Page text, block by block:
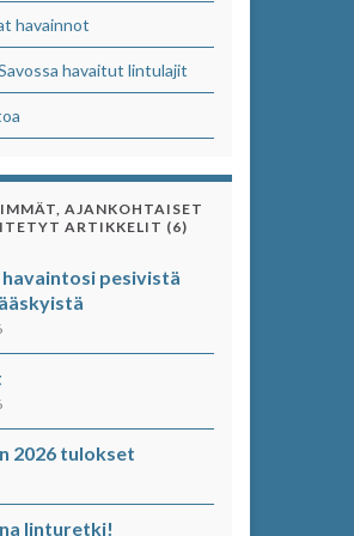
havainnot
havaitut lintulajit
AJANKOHTAISET
ARTIKKELIT (6)
pesivistä
2026 tulokset
linturetki!